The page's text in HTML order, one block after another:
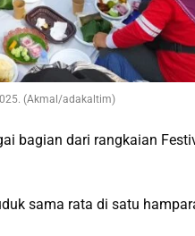
(Akmal/adakaltim)
bagian dari rangkaian
sama rata di satu